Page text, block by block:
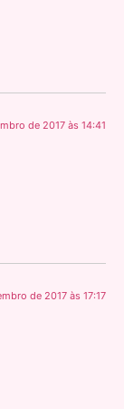
de 2017 às 14:41
de 2017 às 17:17